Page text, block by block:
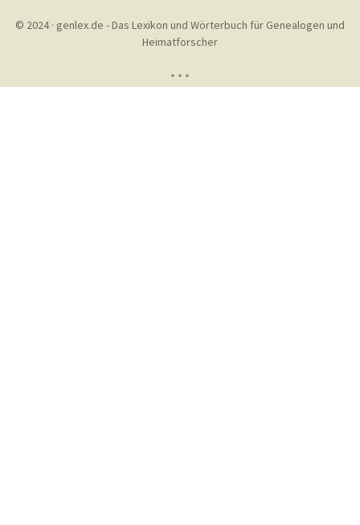
© 2024 · genlex.de - Das Lexikon und Wörterbuch für Genealogen und
Heimatforscher
* * *